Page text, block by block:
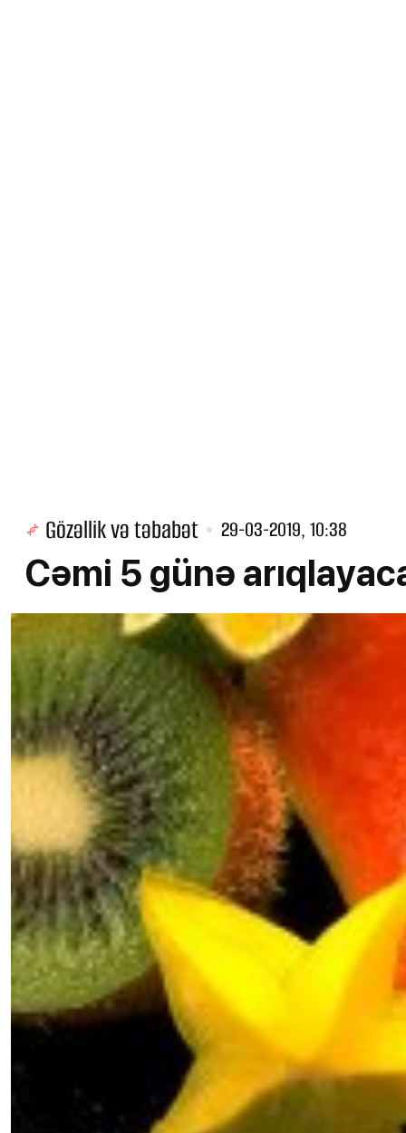
Gözəllik və təbabət 29-03-2019, 10:38
Cəmi 5 günə